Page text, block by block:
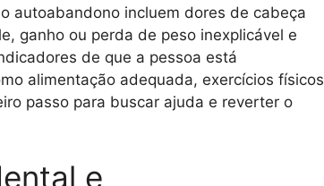
autoabandono incluem dores de cabeça
ganho ou perda de peso inexplicável e
de que a pessoa está
alimentação adequada, exercícios físicos
passo para buscar ajuda e reverter o
e